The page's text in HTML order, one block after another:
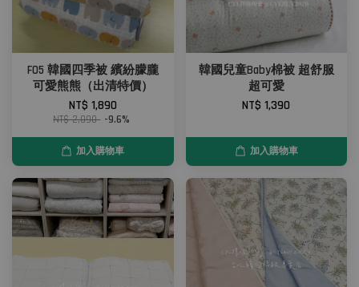
F05 韓國四季被 繽紛朦朧
可愛熊熊（出清特價）
NT$ 1,890
NT$ 2,090 -9.6%
加入購物車
韓國兒童Baby棉被 超舒服
超可愛
NT$ 1,390
加入購物車